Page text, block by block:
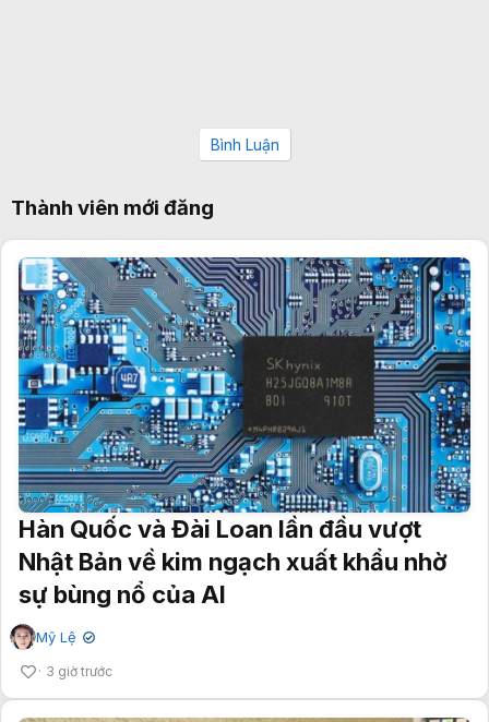
Bình Luận
Thành viên mới đăng
Hàn Quốc và Đài Loan lần đầu vượt
Nhật Bản về kim ngạch xuất khẩu nhờ
sự bùng nổ của AI
Mỹ Lệ ✔
3 giờ trước